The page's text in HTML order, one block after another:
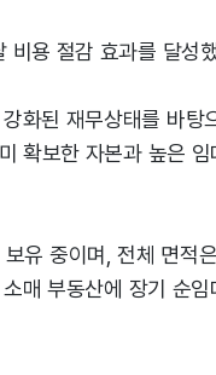
비용 절감 효과를 달성
화된 재무상태를 바탕
확보한 자본과 높은
유 중이며, 전체 면적
매 부동산에 장기 순